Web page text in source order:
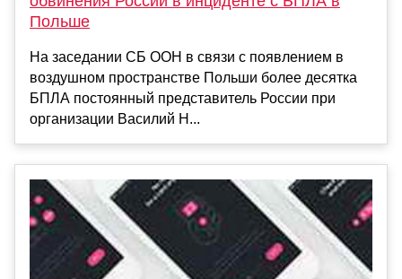
Польше
На заседании СБ ООН в связи с появлением в
воздушном пространстве Польши более десятка
БПЛА постоянный представитель России при
организации Василий Н...